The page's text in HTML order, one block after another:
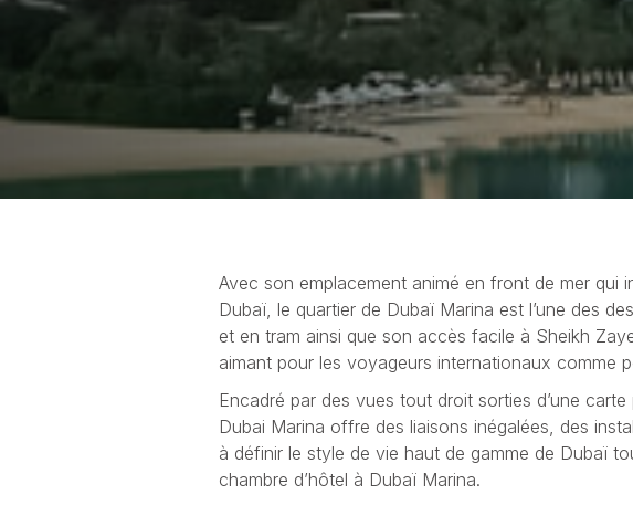
Avec son emplacement animé en front de mer qui
Dubaï, le quartier de Dubaï Marina est l’une des
et en tram ainsi que son accès facile à Sheikh
aimant pour les voyageurs internationaux comme
Encadré par des vues tout droit sorties d’une
Dubai Marina offre des liaisons inégalées, des
à définir le style de vie haut de gamme de Dubaï
chambre d’hôtel à Dubaï Marina.